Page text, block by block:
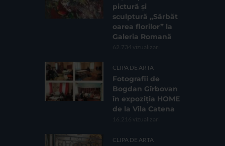
pictură și
sculptură „Sărbăt
oarea florilor” la
Galeria Romană
62.734 vizualizari
CLIPA DE ARTA
Fotografii de
Bogdan Gîrbovan
în expoziția HOME
de la Vila Catena
16.216 vizualizari
CLIPA DE ARTA